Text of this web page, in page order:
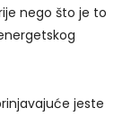
nego što je to
jeste